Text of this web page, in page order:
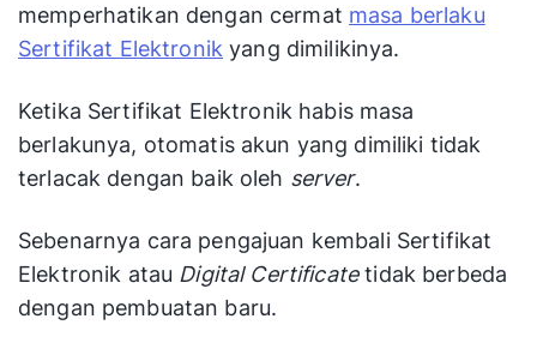
memperhatikan dengan cermat masa berlaku
Sertifikat Elektronik yang dimilikinya.
Ketika Sertifikat Elektronik habis masa
berlakunya, otomatis akun yang dimiliki tidak
terlacak dengan baik oleh server.
Sebenarnya cara pengajuan kembali Sertifikat
Elektronik atau Digital Certificatetidak berbeda
dengan pembuatan baru.